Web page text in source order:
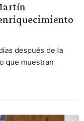
después de la
que muestran